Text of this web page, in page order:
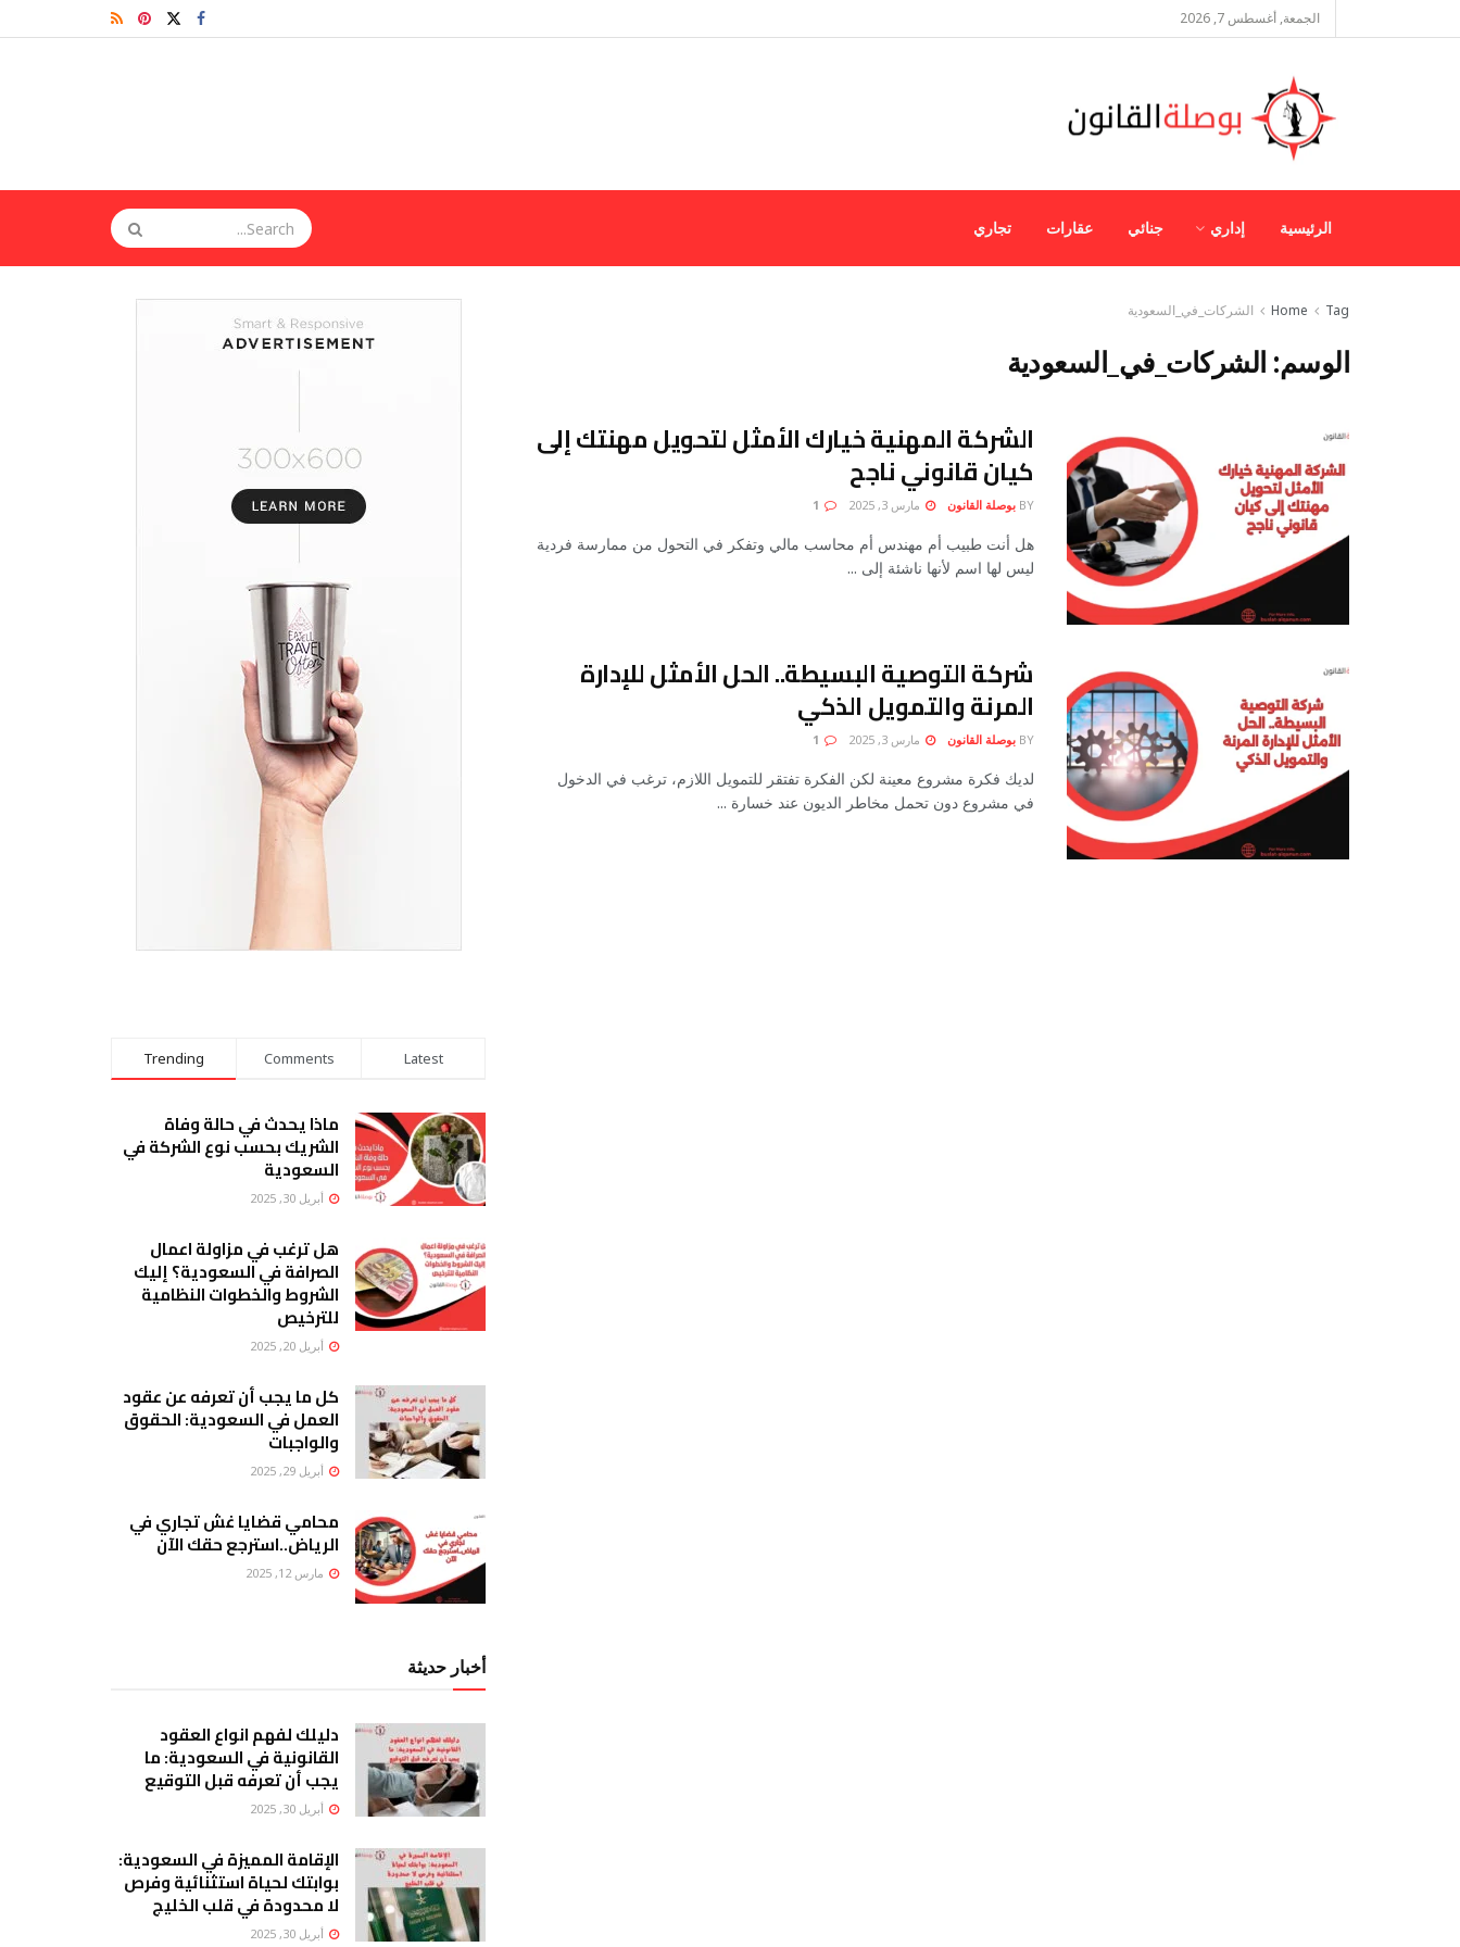
الجمعة, أغسطس 7, 2026
الرئيسية إداري جنائي عقارات تجاري
Home Tag الشركات_في_السعودية
الوسم: الشركات_في_السعودية
الشركة المهنية خيارك الأمثل لتحويل مهنتك إلى
كيان قانوني ناجح
BY بوصلة القانون مارس 3, 2025
هل أنت طبيب أم مهندس أم محاسب مالي وتفكر في التحول من ممارسة فردية
ليس لها اسم لأنها ناشئة إلى ...
شركة التوصية البسيطة.. الحل الأمثل للإدارة
المرنة والتمويل الذكي
BY بوصلة القانون مارس 3, 2025
لديك فكرة مشروع معينة لكن الفكرة تفتقر للتمويل اللازم، ترغب في الدخول
في مشروع دون تحمل مخاطر الديون عند خسارة ...
Trending Comments Latest
ماذا يحدث في حالة وفاة
الشريك بحسب نوع الشركة في
السعودية
أبريل 30, 2025
هل ترغب في مزاولة اعمال
الصرافة في السعودية؟ إليك
الشروط والخطوات النظامية
للترخيص
أبريل 20, 2025
كل ما يجب أن تعرفه عن عقود
العمل في السعودية: الحقوق
والواجبات
أبريل 29, 2025
محامي قضايا غش تجاري في
الرياض..استرجع حقك الآن
مارس 12, 2025
أخبار حديثة
دليلك لفهم انواع العقود
القانونية في السعودية: ما
يجب أن تعرفه قبل التوقيع
أبريل 30, 2025
الإقامة المميزة في السعودية:
بوابتك لحياة استثنائية وفرص
لا محدودة في قلب الخليج
أبريل 30, 2025